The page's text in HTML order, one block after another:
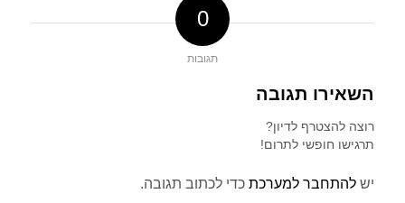
0
תגובות
השאירו תגובה
רוצה להצטרף לדיון?
תרגישו חופשי לתרום!
יש להתחבר למערכתכדי לכתוב תגובה.